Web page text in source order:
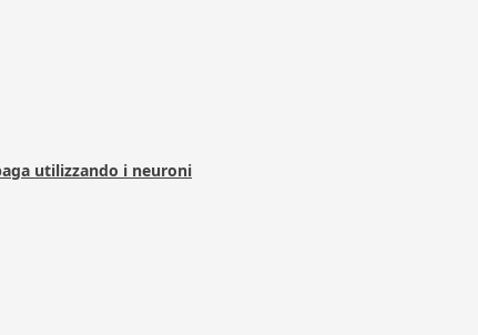
utilizzando i neuroni